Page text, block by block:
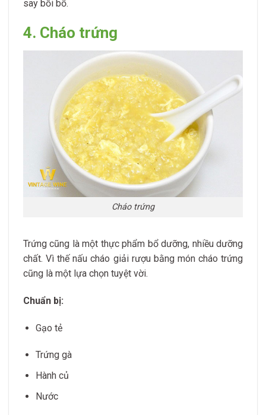
say bồi bổ.
4. Cháo trứng
Cháo trứng
Trứng cũng là một thực phẩm bổ dưỡng, nhiều dưỡng
chất. Vì thế nấu cháo giải rượu bằng món cháo trứng
cũng là một lựa chọn tuyệt vời.
Chuẩn bị:
Gạo tẻ
Trứng gà
Hành củ
Nước